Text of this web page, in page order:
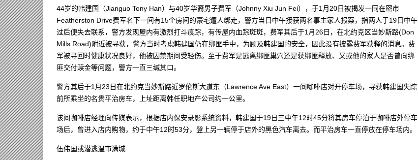
44岁的韩建国（Jianguo Tony Han）与40岁华裔男子费军（Johnny Xiu Jun Fei），于1月20日被揭发一同在密市
Featherston Drive费军名下一间有15个房间的豪宅遭人绑走，警方当日中午接获两名事主家人报案，指两人于19日中午
过后便失去联系，警方发现屋内有激烈打斗痕踪，有传屋内血踪斑斑，费军其后于1月26日，在北约克区当妙斯路(Don
Mills Road)附近被寻获，警方当时考虑韩建国仍在绑匪手中，为顾及韩建国的安全，因此没有披露费军获释的消息。费
军被寻回时健康状况良好，他被囚禁期间受轻伤。至于费军是逃离绑匪巢穴还是获绑匪释放、又或他的家人是否曾向绑
匪交付赎金等问题，警方一直三缄其口。
警方其后于1月23日在北约克当妙斯路近罗伦斯大道东（Lawrence Ave East）一间咖啡店对开停车场，寻获韩建国失踪
前所乘坐的名贵平治房车，上址距离韩任职地产公司约一公里。
该间咖啡店经理向传媒表示，根据店内保安录影系统资料，韩建国于19日三中午12时45分将其房车停泊于咖啡店外停车
场后，曾进入店内购物，约于中午12时53分，登上另一辆停于店外的黑色汽车离去。而平治房车一直停放在停车场内。
伍伟国或潜逃温市满城